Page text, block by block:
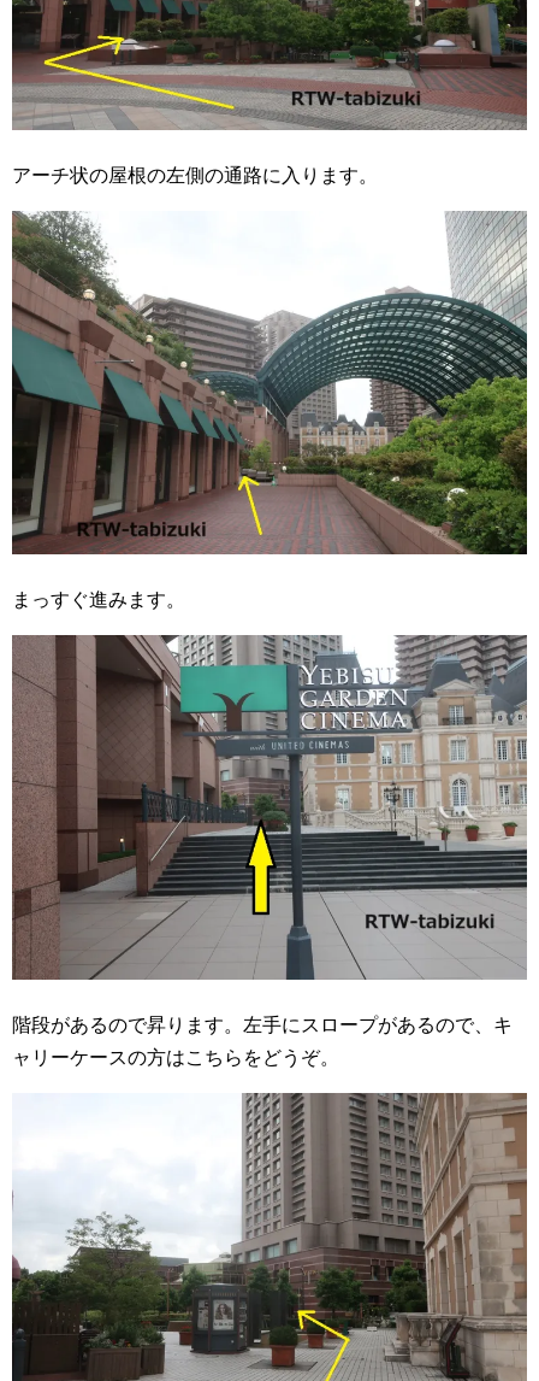
アーチ状の屋根の左側の通路に入ります。
まっすぐ進みます。
階段があるので昇ります。左手にスロープがあるので、キ
ャリーケースの方はこちらをどうぞ。